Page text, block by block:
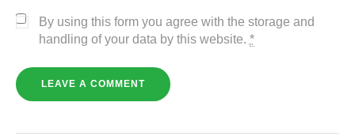
By using this form you agree with the storage and
handling of your data by this website. *